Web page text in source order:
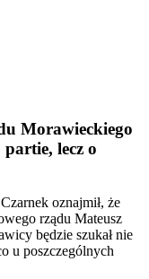
Morawieckiego
lecz o
oznajmił, że
rządu Mateusz
będzie szukał nie
u poszczególnych